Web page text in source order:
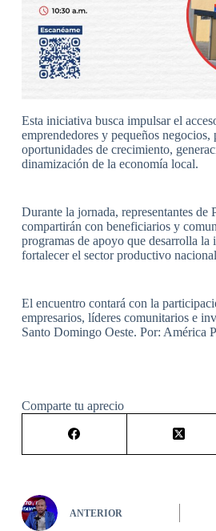
Esta iniciativa busca impulsar el
emprendedores y pequeños
oportunidades de crecimiento,
dinamización de la economía local.
Durante la jornada, representantes
compartirán con beneficiarios y
programas de apoyo que desarrolla la
fortalecer el sector productivo
El encuentro contará con la
empresarios, líderes comunitarios e
Santo Domingo Oeste. Por: América
Comparte tu aprecio
ANTERIOR